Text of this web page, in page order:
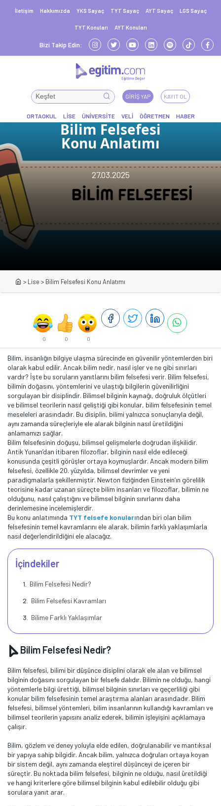
İletişim Hakkımızda YKS Sayaç TYT Sayaç AYT Sayaç LGS Sayaç
TYT Konuları AYT Konuları
Bizi Takip Edin:
GIRIŞ YAP KAYIT OL
Bilim Felsefesi
Konu Anlatımı
27.03.2025
> Lise > Bilim Felsefesi Konu Anlatımı
0 0 0
Bilim, insanlığın bilgiye ulaşma sürecinde en güvenilir yöntemlerden biri
olarak kabul edilir. Ancak bilim nedir, nasıl işler ve ne gibi sınırları
vardır? İşte bu soruların yanıtlarını bilim felsefesi verir. Bilim felsefesi,
bilimin doğasını, yöntemlerini ve ulaştığı bilgilerin güvenilirliğini
sorgulayan bir disiplindir. Bilimsel bilginin kaynağı, doğruluk ölçütleri
ve bilimsel teorilerin nasıl geliştiği gibi konular, bilim felsefesinin temel
meseleleri arasındadır. Bu disiplin, bilimi yalnızca sonuçlarıyla değil,
aynı zamanda süreçleriyle ele alarak bilginin nasıl üretildiğini
anlamamızı sağlar.
Bilim felsefesinin doğuşu, bilimsel gelişmelerle doğrudan ilişkilidir.
Antik Yunan’dan itibaren filozoflar, bilginin nasıl elde edileceği
konusunda çeşitli görüşler ortaya koymuşlardır. Ancak modern bilim
felsefesi, özellikle 20. yüzyılda, bilimsel devrimler ve yeni
paradigmalarla şekillenmiştir. Newton fiziğinden Einstein’ın görelilik
teorisine kadar uzanan süreçte bilim insanları ve filozoflar, bilimin ne
olduğunu, nasıl çalıştığını ve bilimsel bilginin sınırlarını daha
derinlemesine incelemişlerdir​.
Bu konu anlatımında TYT felsefe konularından biri olan bilim
felsefesinin temel kavramlarını ele alarak, bilimin farklı yaklaşımlarla
nasıl değerlendirildiğini ele alacağız.
İçindekiler
Bilim Felsefesi Nedir?
Bilim Felsefesi Kavramları
Bilime Farklı Yaklaşımlar
Bilim Felsefesi Nedir?
Bilim felsefesi, bilimi bir düşünce disiplini olarak ele alan ve bilimsel
bilginin doğasını sorgulayan bir felsefe dalıdır. Bilimin ne olduğu, hangi
yöntemlerle bilgi ürettiği, bilimsel bilginin sınırları ve geçerliliği gibi
konular bilim felsefesinin temel araştırma alanları arasındadır. Bilim
felsefesi, bilimsel yöntemleri, bilim insanlarının kullandığı kavramları ve
bilimsel teorilerin yapısını analiz ederek, bilimin işleyişini açıklamaya
çalışır.
Bilim, gözlem ve deney yoluyla elde edilen, doğrulanabilir ve mantıksal
bir yapıya sahip bilgidir. Ancak bilim, yalnızca doğruları ortaya koyan
bir sistem değil, aynı zamanda eleştirel düşünceyi de içeren bir
süreçtir. Bu noktada bilim felsefesi, bilginin ne olduğu, nasıl üretildiği
ve hangi kriterlere göre bilimsel bilginin kabul edilebilir olduğu gibi
sorulara yanıt arar.